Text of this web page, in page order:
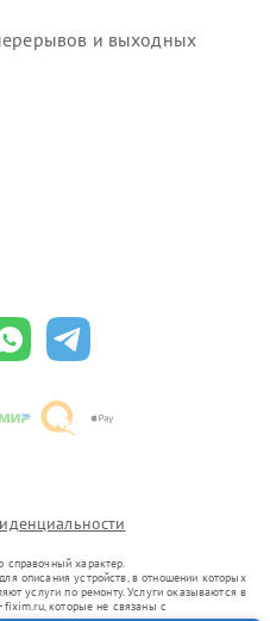
и выходных
справочный характер.
описания устройств, в отношении которых
услуги по ремонту. Услуги оказываются в
fixim.ru, которые не связаны с